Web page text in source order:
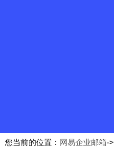
您当前的位置： 网易企业邮箱->